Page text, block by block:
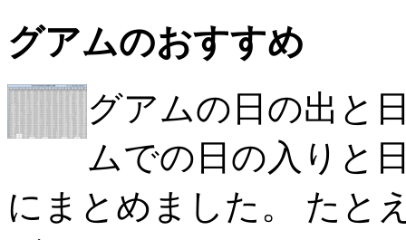
グアムのおすすめ
グアムの日の出と
ムでの日の入りと
にまとめました。 たと